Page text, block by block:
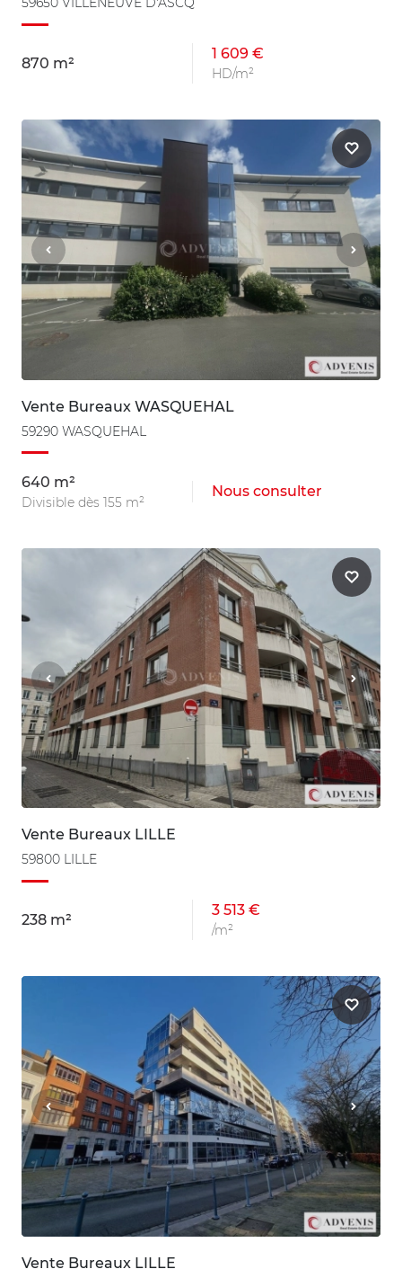
870 m²
1 609 €
HD/m²
Vente Bureaux WASQUEHAL
59290 WASQUEHAL
640 m²
Divisible dès 155 m²
Nous consulter
Vente Bureaux LILLE
59800 LILLE
238 m²
3 513 €
/m²
Vente Bureaux LILLE